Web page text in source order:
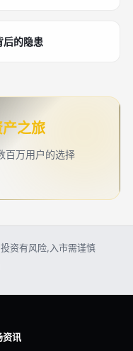
后的隐患
之旅
百万用户的选择
资有风险,入市需谨慎
资讯